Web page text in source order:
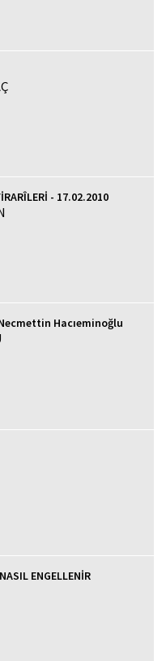
- 17.02.2010
Hacıeminoğlu
ENGELLENİR